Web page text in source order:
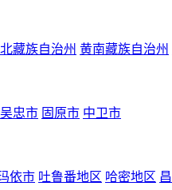
藏族自治州 黄南藏族自治州
吴忠市 固原市 中卫市
依市 吐鲁番地区 哈密地区